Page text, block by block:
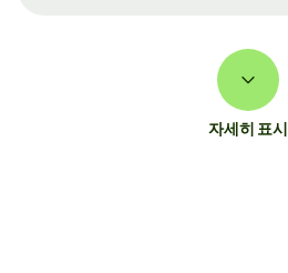
자세히 표시